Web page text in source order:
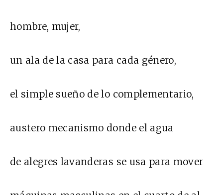
hombre, mujer,
un ala de la casa para cada género,
el simple sueño de lo complementario,
austero mecanismo donde el agua
de alegres lavanderas se usa para mover